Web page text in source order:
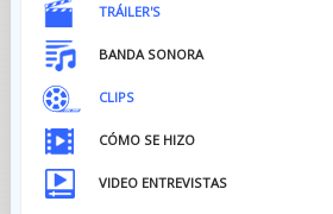
TRÁILER'S
BANDA SONORA
CLIPS
CÓMO SE HIZO
VIDEO ENTREVISTAS